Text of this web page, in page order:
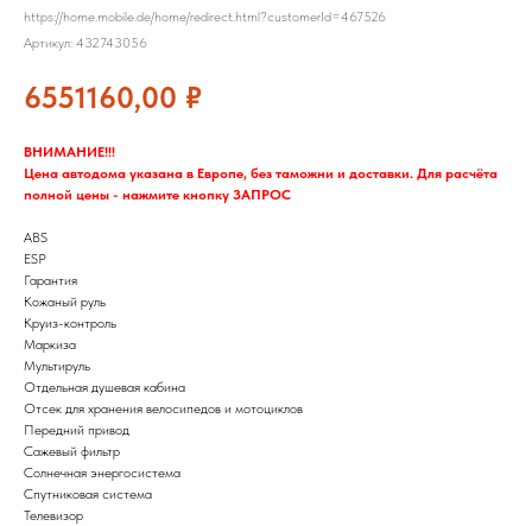
https://home.mobile.de/home/redirect.html?customerId=467526
Артикул: 432743056
6551160,00 ₽
ВНИМАНИЕ!!!
Цена автодома указана в Европе, без таможни и доставки. Для расчёта
полной цены - нажмите кнопку ЗАПРОС
ABS
ESP
Гарантия
Кожаный руль
Круиз-контроль
Маркиза
Мультируль
Отдельная душевая кабина
Отсек для хранения велосипедов и мотоциклов
Передний привод
Сажевый фильтр
Солнечная энергосистема
Спутниковая система
Телевизор